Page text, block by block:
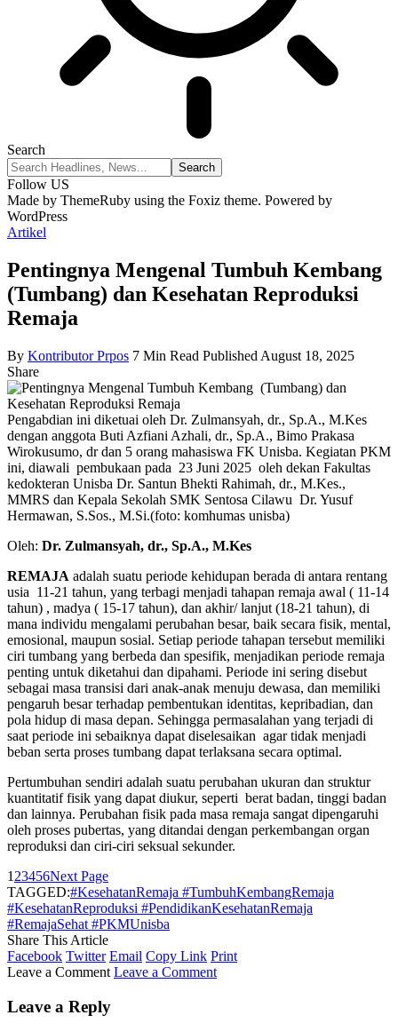
Search
Follow US
Made by ThemeRuby using the Foxiz theme. Powered by
WordPress
Artikel
Pentingnya Mengenal Tumbuh Kembang
(Tumbang) dan Kesehatan Reproduksi
Remaja
By Kontributor Prpos 7 Min Read Published August 18, 2025
Share
Pengabdian ini diketuai oleh Dr. Zulmansyah, dr., Sp.A., M.Kes
dengan anggota Buti Azfiani Azhali, dr., Sp.A., Bimo Prakasa
Wirokusumo, dr dan 5 orang mahasiswa FK Unisba. Kegiatan PKM
ini, diawali pembukaan pada 23 Juni 2025 oleh dekan Fakultas
kedokteran Unisba Dr. Santun Bhekti Rahimah, dr., M.Kes.,
MMRS dan Kepala Sekolah SMK Sentosa Cilawu Dr. Yusuf
Hermawan, S.Sos., M.Si.(foto: komhumas unisba)
Oleh: Dr. Zulmansyah, dr., Sp.A., M.Kes
REMAJA adalah suatu periode kehidupan berada di antara rentang
usia 11-21 tahun, yang terbagi menjadi tahapan remaja awal ( 11-14
tahun) , madya ( 15-17 tahun), dan akhir/ lanjut (18-21 tahun), di
mana individu mengalami perubahan besar, baik secara fisik, mental,
emosional, maupun sosial. Setiap periode tahapan tersebut memiliki
ciri tumbang yang berbeda dan spesifik, menjadikan periode remaja
penting untuk diketahui dan dipahami. Periode ini sering disebut
sebagai masa transisi dari anak-anak menuju dewasa, dan memiliki
pengaruh besar terhadap pembentukan identitas, kepribadian, dan
pola hidup di masa depan. Sehingga permasalahan yang terjadi di
saat periode ini sebaiknya dapat diselesaikan agar tidak menjadi
beban serta proses tumbang dapat terlaksana secara optimal.
Pertumbuhan sendiri adalah suatu perubahan ukuran dan struktur
kuantitatif fisik yang dapat diukur, seperti berat badan, tinggi badan
dan lainnya. Perubahan fisik pada masa remaja sangat dipengaruhi
oleh proses pubertas, yang ditandai dengan perkembangan organ
reproduksi dan ciri-ciri seksual sekunder.
1 23456Next Page
TAGGED:#KesehatanRemaja #TumbuhKembangRemaja
#KesehatanReproduksi #PendidikanKesehatanRemaja
#RemajaSehat #PKMUnisba
Share This Article
Facebook Twitter Email Copy Link Print
Leave a Comment Leave a Comment
Leave a Reply